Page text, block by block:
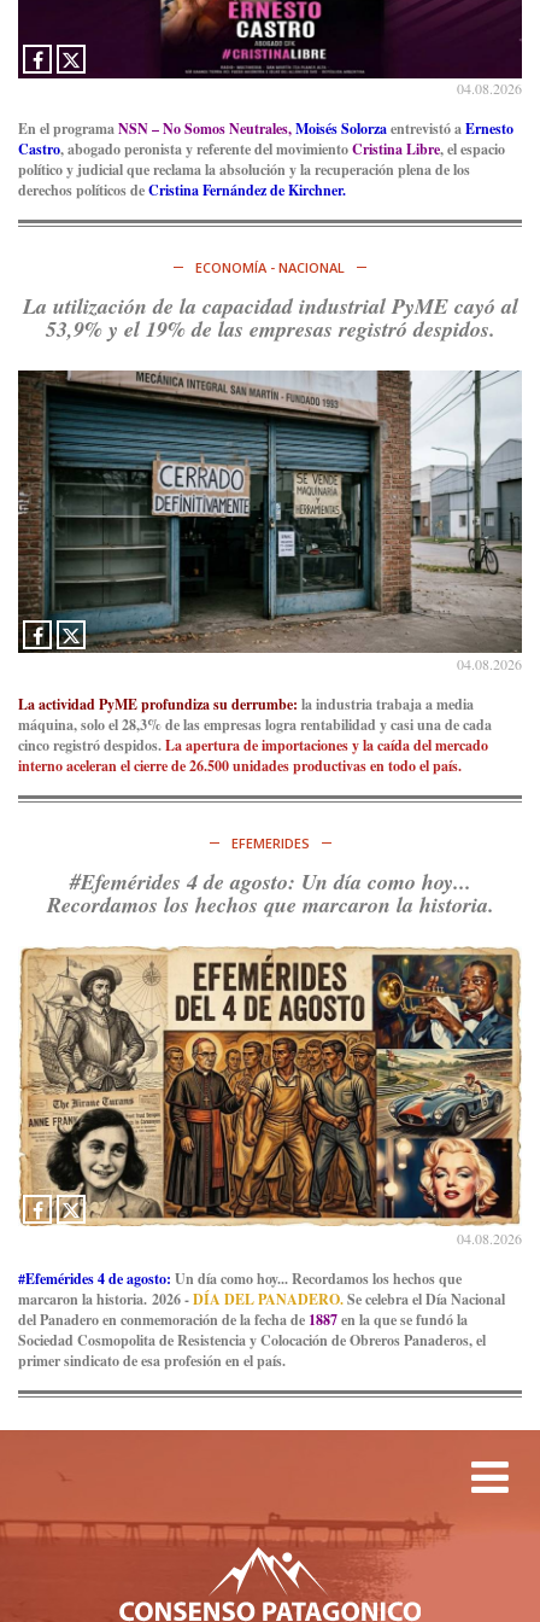
04.08.2026
En el programaNSN – No Somos Neutrales,Moisés Solorzaentrevistó aErnesto
Castro, abogado peronista y referente del movimientoCristina Libre, el espacio
político y judicial que reclama la absolución y la recuperación plena de los
derechos políticos deCristina Fernández de Kirchner.
ECONOMÍA - NACIONAL
La utilización de la capacidad industrial PyME cayó al
53,9% y el 19% de las empresas registró despidos.
04.08.2026
La actividad PyME profundiza su derrumbe: la industria trabaja a media
máquina, solo el 28,3% de las empresas logra rentabilidad y casi una de cada
cinco registró despidos.La apertura de importaciones y la caída del mercado
interno aceleran el cierre de 26.500 unidades productivas en todo el país.
EFEMERIDES
#Efemérides 4 de agosto: Un día como hoy...
Recordamos los hechos que marcaron la historia.
04.08.2026
#Efemérides 4 de agosto: Un día como hoy... Recordamos los hechos que
marcaron la historia. 2026 -DÍA DEL PANADERO.Se celebra el Día Nacional
del Panadero en conmemoración de la fecha de 1887en la que se fundó la
Sociedad Cosmopolita de Resistencia y Colocación de Obreros Panaderos, el
primer sindicato de esa profesión en el país.